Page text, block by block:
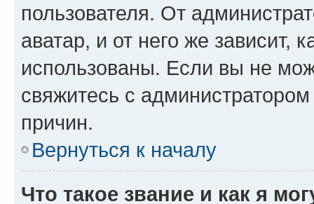
пользователя. От
аватар, и от него же зависит,
использованы. Если вы не
свяжитесь с
причин.
Вернуться к началу
Что такое звание и как я